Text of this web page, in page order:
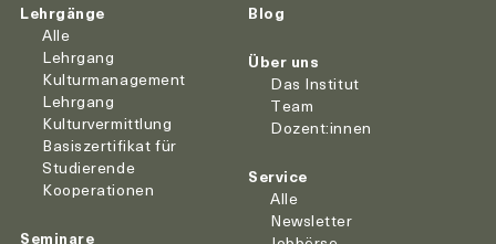
Lehrgänge
Alle
Lehrgang
Kulturmanagement
Lehrgang
Kulturvermittlung
Basiszertifikat für
Studierende
Kooperationen
Seminare
Blog
Über uns
Das Institut
Team
Dozent:innen
Service
Alle
Newsletter